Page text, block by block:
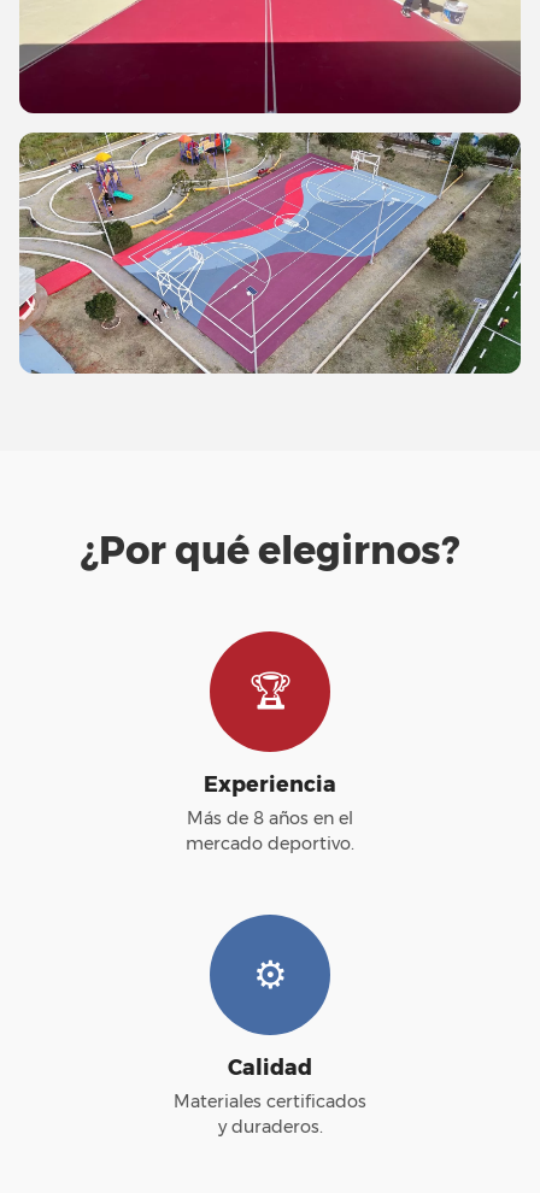
¿Por qué elegirnos?
🏆
Experiencia
Más de 8 años en el
mercado deportivo.
⚙️
Calidad
Materiales certificados
y duraderos.